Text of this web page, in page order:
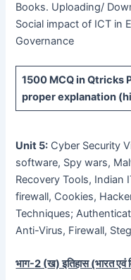
Books. Uploading/
Social impact of ICT in
Governance
1500 MCQin Qtricks
proper explanation
Unit 5: Cyber Security
software, Spy wars,
Recovery Tools, Indian
firewall, Cookies,
Techniques;
Anti-Virus, Firewall,
भाग-2 (ख) इतिहास (भारत एवं